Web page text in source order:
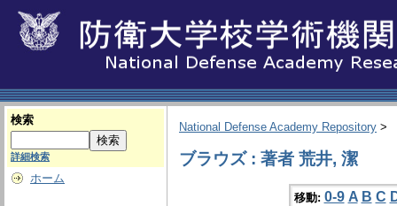
検索
詳細検索
ホーム
National Defense Academy Repository >
ブラウズ : 著者 荒井, 潔
移動: 0-9 A B C